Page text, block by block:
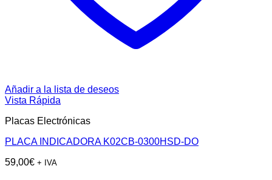
Añadir a la lista de deseos
Vista Rápida
Placas Electrónicas
PLACA INDICADORA K02CB-0300HSD-DO
59,00€ + IVA